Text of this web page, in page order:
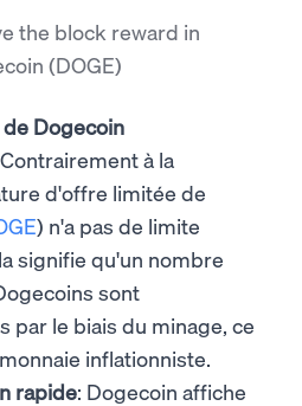
the block reward in
(DOGE)
Dogecoin
à la
d'offre limitée de
) n'a pas de limite
signifie qu'un nombre
sont
par le biais du minage, ce
inflationniste.
rapide: Dogecoin affiche